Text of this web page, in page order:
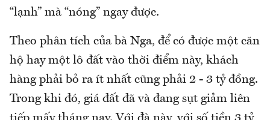
“lạnh” mà “nóng” ngay được.
Theo phân tích của bà Nga, để có được một căn
hộ hay một lô đất vào thời điểm này, khách
hàng phải bỏ ra ít nhất cũng phải 2 - 3 tỷ đồng.
Trong khi đó, giá đất đã và đang sụt giảm liên